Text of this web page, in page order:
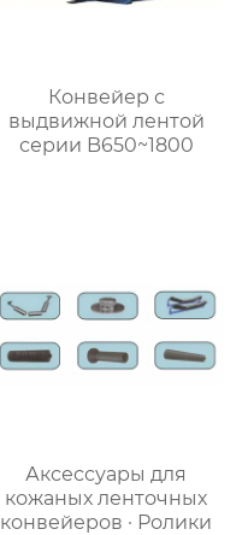
Конвейер с
выдвижной лентой
серии B650~1800
Аксессуары для
кожаных ленточных
конвейеров · Ролики